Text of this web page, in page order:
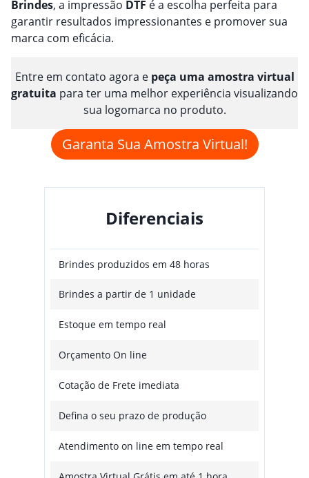
Brindes, a impressão DTF é a escolha perfeita para
garantir resultados impressionantes e promover sua
marca com eficácia.
Entre em contato agora e peça uma amostra virtual
gratuita para ter uma melhor experiência visualizando
sua logomarca no produto.
Garanta Sua Amostra Virtual!
Diferenciais
Brindes produzidos em 48 horas
Brindes a partir de 1 unidade
Estoque em tempo real
Orçamento On line
Cotação de Frete imediata
Defina o seu prazo de produção
Atendimento on line em tempo real